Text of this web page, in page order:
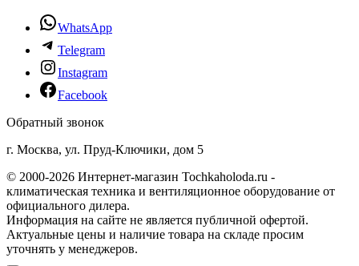
WhatsApp
Telegram
Instagram
Facebook
Обратный звонок
г. Москва, ул. Пруд-Ключики, дом 5
© 2000-2026 Интернет-магазин Tochkaholoda.ru -
климатическая техника и вентиляционное оборудование от
официального дилера.
Информация на сайте не является публичной офертой.
Актуальные цены и наличие товара на складе просим
уточнять у менеджеров.